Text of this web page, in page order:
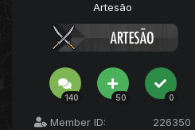
Artesão
140 50 0
Member ID:
226350